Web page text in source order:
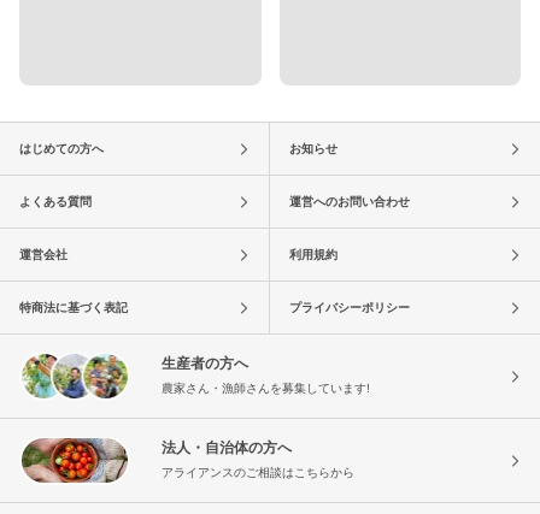
はじめての方へ お知らせ
よくある質問 運営へのお問い合わせ
運営会社 利用規約
特商法に基づく表記 プライバシーポリシー
生産者の方へ
農家さん・漁師さんを募集しています!
法人・自治体の方へ
アライアンスのご相談はこちらから